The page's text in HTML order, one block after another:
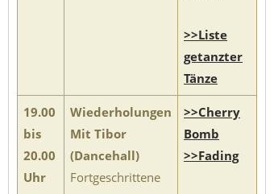
>>Liste
getanzter
Tänze
19.00
bis
20.00
Uhr
Wiederholungen
Mit Tibor
(Dancehall)
Fortgeschrittene
>>Cherry
Bomb
>>Fading